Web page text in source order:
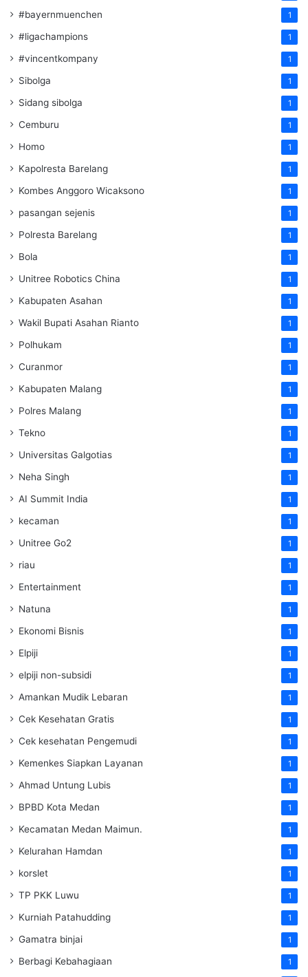
#bayernmuenchen 1
#ligachampions 1
#vincentkompany 1
Sibolga 1
Sidang sibolga 1
Cemburu 1
Homo 1
Kapolresta Barelang 1
Kombes Anggoro Wicaksono 1
pasangan sejenis 1
Polresta Barelang 1
Bola 1
Unitree Robotics China 1
Kabupaten Asahan 1
Wakil Bupati Asahan Rianto 1
Polhukam 1
Curanmor 1
Kabupaten Malang 1
Polres Malang 1
Tekno 1
Universitas Galgotias 1
Neha Singh 1
AI Summit India 1
kecaman 1
Unitree Go2 1
riau 1
Entertainment 1
Natuna 1
Ekonomi Bisnis 1
Elpiji 1
elpiji non-subsidi 1
Amankan Mudik Lebaran 1
Cek Kesehatan Gratis 1
Cek kesehatan Pengemudi 1
Kemenkes Siapkan Layanan 1
Ahmad Untung Lubis 1
BPBD Kota Medan 1
Kecamatan Medan Maimun. 1
Kelurahan Hamdan 1
korslet 1
TP PKK Luwu 1
Kurniah Patahudding 1
Gamatra binjai 1
Berbagi Kebahagiaan 1